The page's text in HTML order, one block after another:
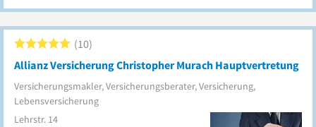
Allianz Versicherung Christopher Murach Hauptvertretung
Versicherungsmakler, Versicherungsberater, Versicherung,
Lebensversicherung
10
Lehrstr. 14